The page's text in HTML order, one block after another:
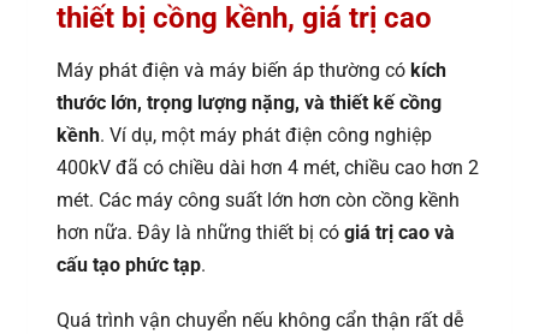
thiết bị cồng kềnh, giá trị cao
Máy phát điện và máy biến áp thường có kích
thước lớn, trọng lượng nặng, và thiết kế cồng
kềnh. Ví dụ, một máy phát điện công nghiệp
400kV đã có chiều dài hơn 4 mét, chiều cao hơn 2
mét. Các máy công suất lớn hơn còn cồng kềnh
hơn nữa. Đây là những thiết bị có giá trị cao và
cấu tạo phức tạp.
Quá trình vận chuyển nếu không cẩn thận rất dễ